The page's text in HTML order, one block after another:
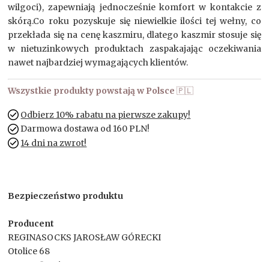
wilgoci), zapewniają jednocześnie komfort w kontakcie z
skórą.Co roku pozyskuje się niewielkie ilości tej wełny, co
przekłada się na cenę kaszmiru, dlatego kaszmir stosuje się
w nietuzinkowych produktach zaspakajając oczekiwania
nawet najbardziej wymagających klientów.
Wszystkie produkty powstają w Polsce 🇵🇱
Odbierz 10% rabatu na pierwsze zakupy!
Darmowa dostawa od 160 PLN!
14 dni na zwrot!
Bezpieczeństwo produktu
Producent
REGINASOCKS JAROSŁAW GÓRECKI
Otolice 68